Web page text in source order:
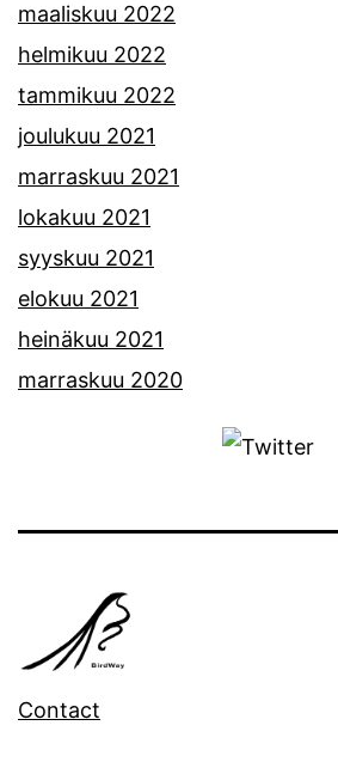
maaliskuu 2022
helmikuu 2022
tammikuu 2022
joulukuu 2021
marraskuu 2021
lokakuu 2021
syyskuu 2021
elokuu 2021
heinäkuu 2021
marraskuu 2020
Contact